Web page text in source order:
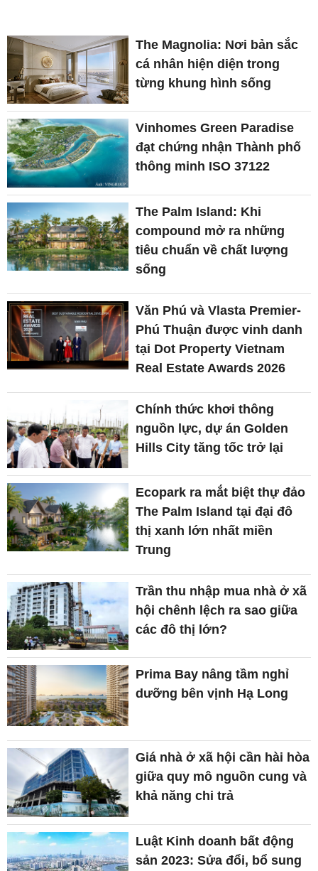
The Magnolia: Nơi bản sắc
cá nhân hiện diện trong
từng khung hình sống
Vinhomes Green Paradise
đạt chứng nhận Thành phố
thông minh ISO 37122
The Palm Island: Khi
compound mở ra những
tiêu chuẩn về chất lượng
sống
Văn Phú và Vlasta Premier-
Phú Thuận được vinh danh
tại Dot Property Vietnam
Real Estate Awards 2026
Chính thức khơi thông
nguồn lực, dự án Golden
Hills City tăng tốc trở lại
Ecopark ra mắt biệt thự đảo
The Palm Island tại đại đô
thị xanh lớn nhất miền
Trung
Trần thu nhập mua nhà ở xã
hội chênh lệch ra sao giữa
các đô thị lớn?
Prima Bay nâng tầm nghỉ
dưỡng bên vịnh Hạ Long
Giá nhà ở xã hội cần hài hòa
giữa quy mô nguồn cung và
khả năng chi trả
Luật Kinh doanh bất động
sản 2023: Sửa đổi, bổ sung